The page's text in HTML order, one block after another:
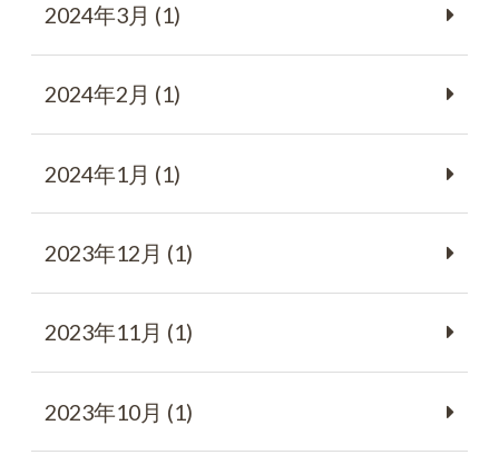
2024年3月 (1)
2024年2月 (1)
2024年1月 (1)
2023年12月 (1)
2023年11月 (1)
2023年10月 (1)